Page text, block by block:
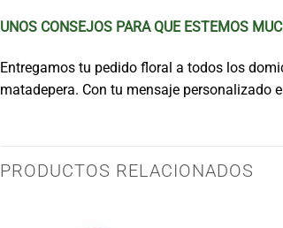
UNOS CONSEJOS PARA QUE ESTEMOS
Entregamos tu pedido floral a todos los
matadepera. Con tu mensaje personalizado
PRODUCTOS RELACIONADOS